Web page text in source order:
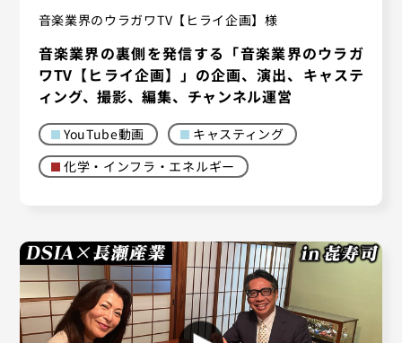
音楽業界のウラガワTV【ヒライ企画】様
音楽業界の裏側を発信する「音楽業界のウラガ
ワTV【ヒライ企画】」の企画、演出、キャステ
ィング、撮影、編集、チャンネル運営
YouTube動画
キャスティング
化学・インフラ・エネルギー